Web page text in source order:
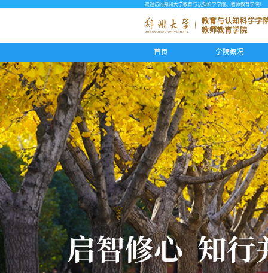
欢迎访问郑州大学教育与认知科学学院、教师教育学院！
首页 学院概况